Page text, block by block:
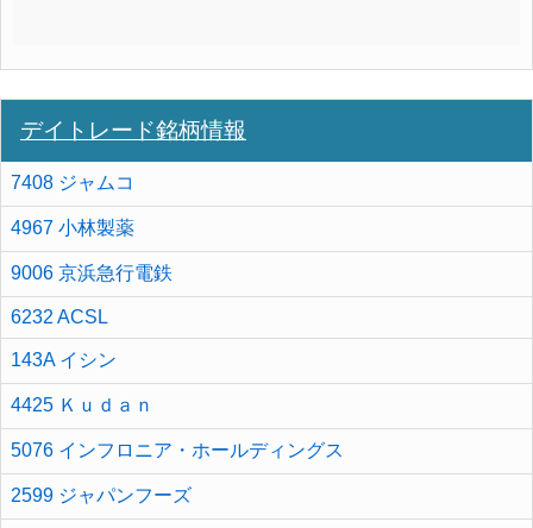
デイトレード銘柄情報
7408 ジャムコ
4967 小林製薬
9006 京浜急行電鉄
6232 ACSL
143A イシン
4425 Ｋｕｄａｎ
5076 インフロニア・ホールディングス
2599 ジャパンフーズ